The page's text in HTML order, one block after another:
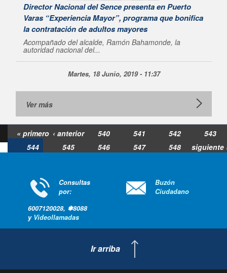
Director Nacional del Sence presenta en Puerto
Varas “Experiencia Mayor”, programa que bonifica
la contratación de adultos mayores
Acompañado del alcalde, Ramón Bahamonde, la
autoridad nacional del...
Martes, 18 Junio, 2019 - 11:37
Ver más
« primero ‹ anterior 540 541 542
543
544
545 546 547 548
siguiente
Consultas
por:
6007120028, ✽8088
y Videollamadas
Buzón
Ciudadano
Ir arriba